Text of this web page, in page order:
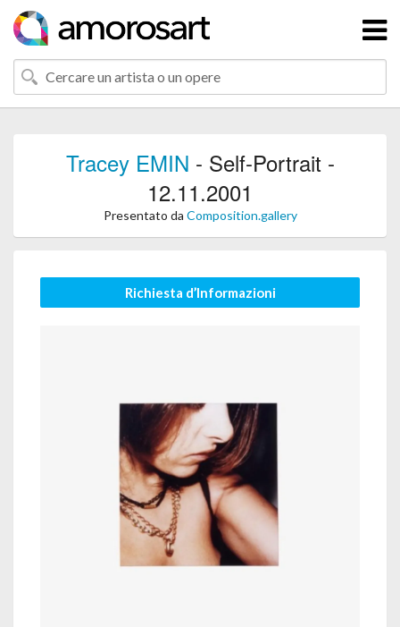
Tracey EMIN - Self-Portrait -
12.11.2001
Presentato da Composition.gallery
Richiesta d’Informazioni